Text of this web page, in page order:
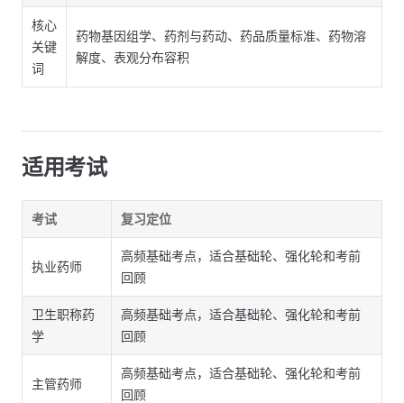
核心
关键
词
药物基因组学、药剂与药动、药品质量标准、药物溶
解度、表观分布容积
适用考试
考试 复习定位
执业药师
高频基础考点，适合基础轮、强化轮和考前
回顾
卫生职称药
学
高频基础考点，适合基础轮、强化轮和考前
回顾
主管药师
高频基础考点，适合基础轮、强化轮和考前
回顾